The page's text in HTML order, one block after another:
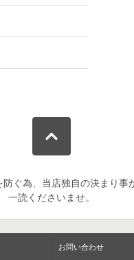
ぐ為、当店独自の決まり事
一読くださいませ。
お問い合わせ